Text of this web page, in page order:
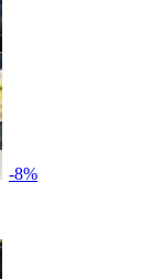
-8%